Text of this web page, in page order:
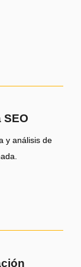
y análisis de